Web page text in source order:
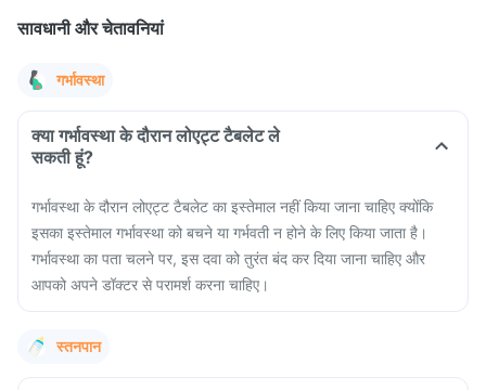
सावधानी और चेतावनियां
गर्भावस्था
क्या गर्भावस्था के दौरान लोएट्ट टैबलेट ले
सकती हूं?
गर्भावस्था के दौरान लोएट्ट टैबलेट का इस्तेमाल नहीं किया जाना चाहिए क्योंकि
इसका इस्तेमाल गर्भावस्था को बचने या गर्भवती न होने के लिए किया जाता है।
गर्भावस्था का पता चलने पर, इस दवा को तुरंत बंद कर दिया जाना चाहिए और
आपको अपने डॉक्टर से परामर्श करना चाहिए।
स्तनपान